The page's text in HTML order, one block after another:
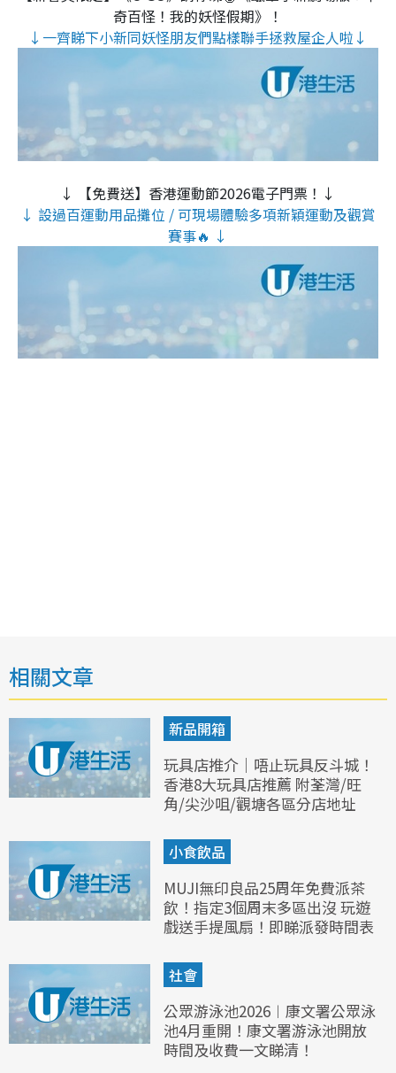
奇百怪！我的妖怪假期》！
↓一齊睇下小新同妖怪朋友們點樣聯手拯救屋企人啦↓
↓ 【免費送】香港運動節2026電子門票！↓
↓ 設過百運動用品攤位 / 可現場體驗多項新穎運動及觀賞
賽事🔥 ↓
相關文章
新品開箱
玩具店推介｜唔止玩具反斗城！
香港8大玩具店推薦 附荃灣/旺
角/尖沙咀/觀塘各區分店地址
小食飲品
MUJI無印良品25周年免費派茶
飲！指定3個周末多區出沒 玩遊
戲送手提風扇！即睇派發時間表
社會
公眾游泳池2026︱康文署公眾泳
池4月重開！康文署游泳池開放
時間及收費一文睇清！